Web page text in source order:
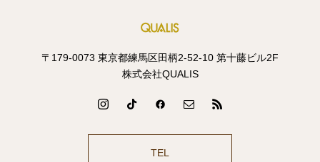
〒179-0073 東京都練馬区田柄2-52-10 第十藤ビル2F
株式会社QUALIS
TEL